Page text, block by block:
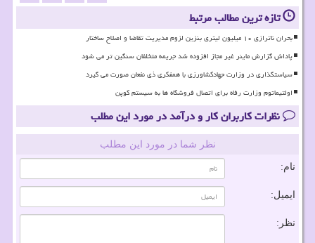
تازه ترین مطالب مرتبط
بحران ناترازی ۱۰ میلیون لیتری بنزین لزوم مدیریت تقاضا و اصلاح ساختار
پاداش گزارش ماینر غیر مجاز افزوده شد جریمه متخلفان سنگین تر می شود
سیاستگذاری در وزارت جهادکشاورزی با همفکری ذی نفعان صورت می گیرد
اولتیماتوم وزارت رفاه برای اتصال فروشگاه ها به سیستم کوپن
نظرات کاربران کار و درآمد در مورد این مطلب
نظر شما در مورد این مطلب
نام:
ایمیل:
نظر: